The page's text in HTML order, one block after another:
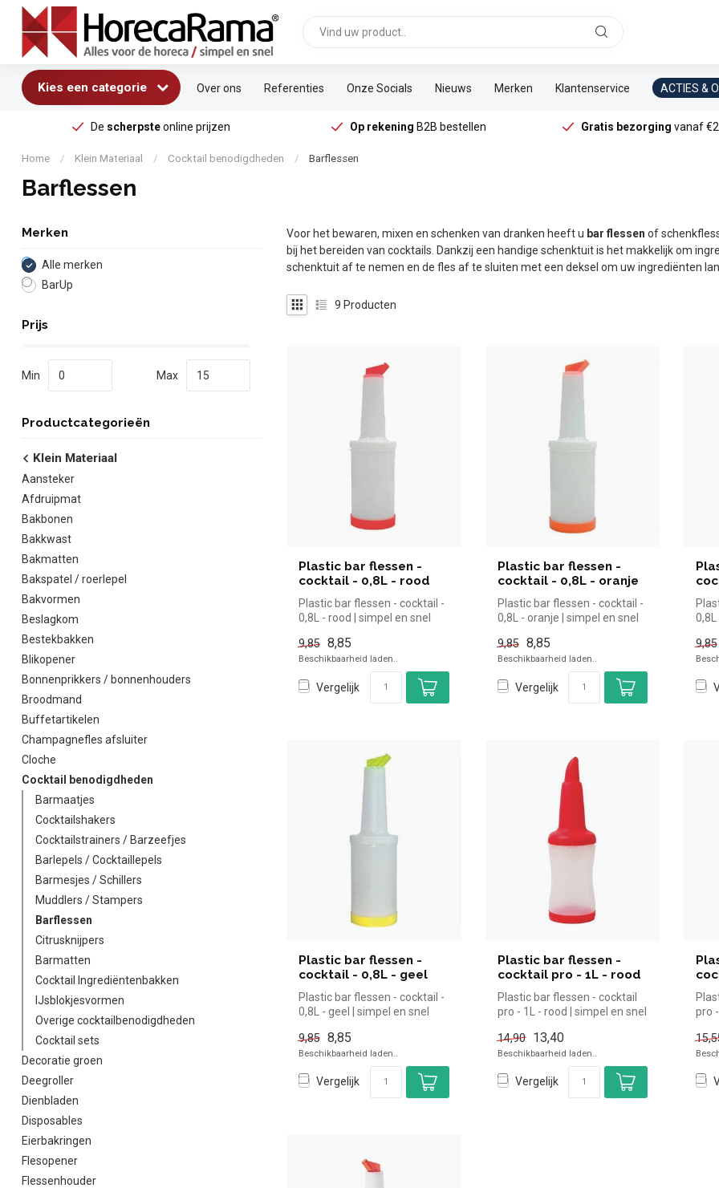
Kies een categorie Over ons Referenties Onze Socials Nieuws Merken Klantenservice ACTIES &
De scherpsteonline prijzen Op rekening B2B bestellen Gratis bezorging vanaf
Home / Klein Materiaal / Cocktail benodigdheden / Barflessen
Barflessen
Merken
Alle merken
BarUp
Prijs
Min Max
Productcategorieën
Klein Materiaal
Aansteker
Afdruipmat
Bakbonen
Bakkwast
Bakmatten
Bakspatel / roerlepel
Bakvormen
Beslagkom
Bestekbakken
Blikopener
Bonnenprikkers / bonnenhouders
Broodmand
Buffetartikelen
Champagnefles afsluiter
Cloche
Cocktail benodigdheden
Barmaatjes
Cocktailshakers
Cocktailstrainers / Barzeefjes
Barlepels / Cocktaillepels
Barmesjes / Schillers
Muddlers / Stampers
Barflessen
Citrusknijpers
Barmatten
Cocktail Ingrediëntenbakken
IJsblokjesvormen
Overige cocktailbenodigdheden
Cocktail sets
Decoratie groen
Deegroller
Dienbladen
Disposables
Eierbakringen
Flesopener
Flessenhouder
Voor het bewaren, mixen en schenken van dranken heeft u bar flessen of
bij het bereiden van cocktails. Dankzij een handige schenktuit is het makkelijk om
schenktuit af te nemen en de fles af te sluiten met een deksel om uw ingrediënten
9 Producten
Plastic bar flessen -
cocktail - 0,8L - rood
Plastic bar flessen - cocktail -
0,8L - rood | simpel en snel
9,85 8,85
Beschikbaarheid laden..
Vergelijk
Plastic bar flessen -
cocktail - 0,8L - oranje
Plastic bar flessen - cocktail -
0,8L - oranje | simpel en snel
9,85 8,85
Beschikbaarheid laden..
Vergelijk
0,8L
9,85
Plastic bar flessen -
cocktail - 0,8L - geel
Plastic bar flessen - cocktail -
0,8L - geel | simpel en snel
9,85 8,85
Beschikbaarheid laden..
Vergelijk
Plastic bar flessen -
cocktail pro - 1L - rood
Plastic bar flessen - cocktail
pro - 1L - rood | simpel en snel
14,90 13,40
Beschikbaarheid laden..
Vergelijk
pro